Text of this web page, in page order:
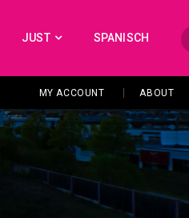
JUST SPANISCH
MY ACCOUNT ABOUT